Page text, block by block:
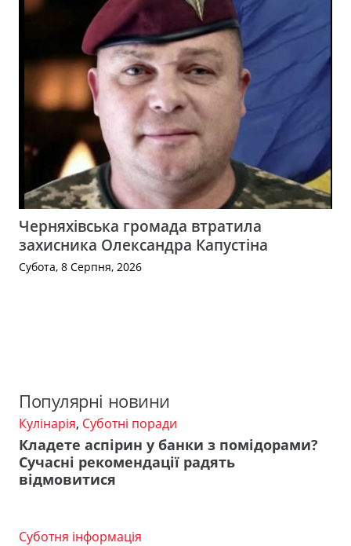
Черняхівська громада втратила
захисника Олександра Капустіна
Субота, 8 Серпня, 2026
Популярні новини
Кулінарія, Суботні поради
Кладете аспірин у банки з помідорами?
Сучасні рекомендації радять
відмовитися
Суботня інформація